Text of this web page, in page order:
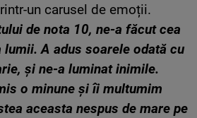
un carusel de emoții.
de nota 10, ne-a făcut cea
lumii. A adus soarele odată cu
și ne-a luminat inimile.
o minune și îi multumim
aceasta nespus de mare pe